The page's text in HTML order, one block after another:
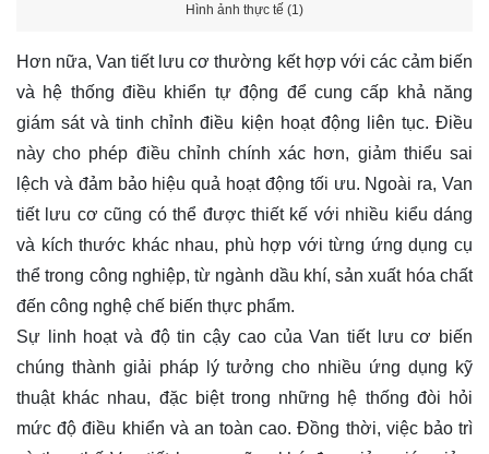
Hình ảnh thực tế (1)
Hơn nữa, Van tiết lưu cơ thường kết hợp với các cảm biến
và hệ thống điều khiển tự động để cung cấp khả năng
giám sát và tinh chỉnh điều kiện hoạt động liên tục. Điều
này cho phép điều chỉnh chính xác hơn, giảm thiểu sai
lệch và đảm bảo hiệu quả hoạt động tối ưu. Ngoài ra, Van
tiết lưu cơ cũng có thể được thiết kế với nhiều kiểu dáng
và kích thước khác nhau, phù hợp với từng ứng dụng cụ
thể trong công nghiệp, từ ngành dầu khí, sản xuất hóa chất
đến công nghệ chế biến thực phẩm.
Sự linh hoạt và độ tin cậy cao của Van tiết lưu cơ biến
chúng thành giải pháp lý tưởng cho nhiều ứng dụng kỹ
thuật khác nhau, đặc biệt trong những hệ thống đòi hỏi
mức độ điều khiển và an toàn cao. Đồng thời, việc bảo trì